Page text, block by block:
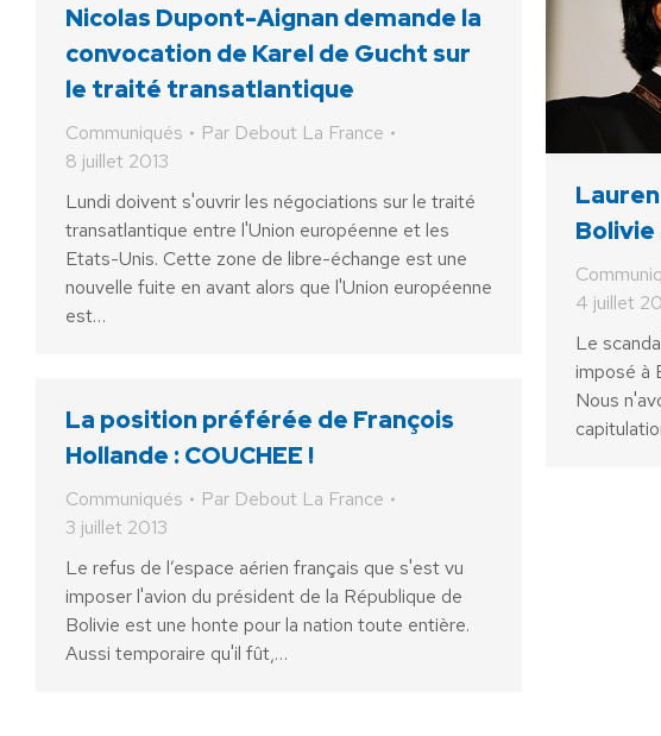
Nicolas Dupont-Aignan demande la
convocation de Karel de Gucht sur
le traité transatlantique
Communiqués Par Debout La France
8 juillet 2013
Lundi doivent s'ouvrir les négociations sur le traité
transatlantique entre l'Union européenne et les
Etats-Unis. Cette zone de libre-échange est une
nouvelle fuite en avant alors que l'Union européenne
est…
Bolivie
4 juillet
Le
imposé à
Nous
La position préférée de François
Hollande : COUCHEE !
Communiqués Par Debout La France
3 juillet 2013
Le refus de l’espace aérien français que s'est vu
imposer l'avion du président de la République de
Bolivie est une honte pour la nation toute entière.
Aussi temporaire qu'il fût,…